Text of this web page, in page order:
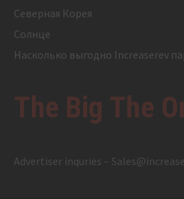
Северная Корея
Солнце
Насколько выгодно Increaserev
The Big The
Advertiser inquries –